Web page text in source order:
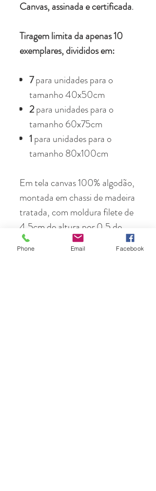
Canvas, assinada e certificada.
Tiragem limita da apenas 10
exemplares, divididos em:
7para unidades para o
tamanho 40x50cm
2para unidades para o
tamanho 60x75cm
1 para unidades para o
tamanho 80x100cm
Em tela canvas 100% algodão,
montada em chassi de madeira
tratada, com moldura filete de
4,5cm de altura por 0,5 de
perfil. Preta, branca ou
Phone Email Facebook